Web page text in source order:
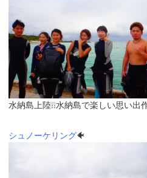
水納島上陸❕❕水納島で楽しい思い出
シュノーケリング🐠